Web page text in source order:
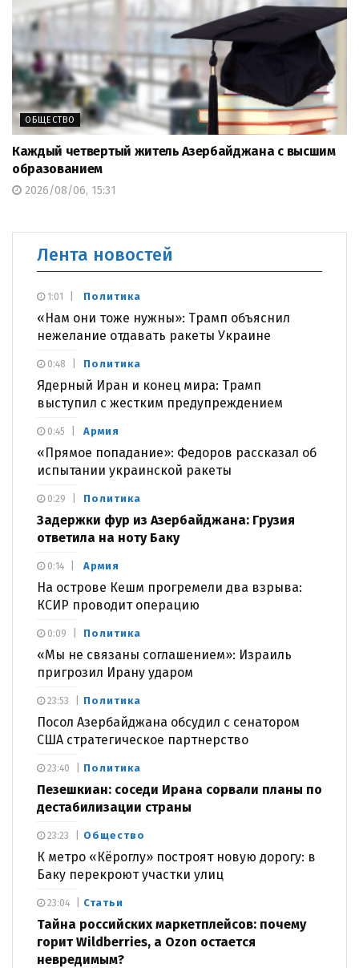
ОБЩЕСТВО
Каждый четвертый житель Азербайджана с высшим
образованием
2026/08/06, 15:31
Лента новостей
Политика
«Нам они тоже нужны»: Трамп объяснил
нежелание отдавать ракеты Украине
1:01
Политика
Ядерный Иран и конец мира: Трамп
выступил с жестким предупреждением
0:48
Армия
«Прямое попадание»: Федоров рассказал об
испытании украинской ракеты
0:45
Политика
Задержки фур из Азербайджана: Грузия
ответила на ноту Баку
0:29
Армия
На острове Кешм прогремели два взрыва:
КСИР проводит операцию
0:14
Политика
«Мы не связаны соглашением»: Израиль
пригрозил Ирану ударом
0:09
Политика
Посол Азербайджана обсудил с сенатором
США стратегическое партнерство
23:53
Политика
Пезешкиан: соседи Ирана сорвали планы по
дестабилизации страны
23:40
Общество
К метро «Кёроглу» построят новую дорогу: в
Баку перекроют участки улиц
23:23
Статьи
Тайна российских маркетплейсов: почему
горит Wildberries, а Ozon остается
невредимым?
23:04